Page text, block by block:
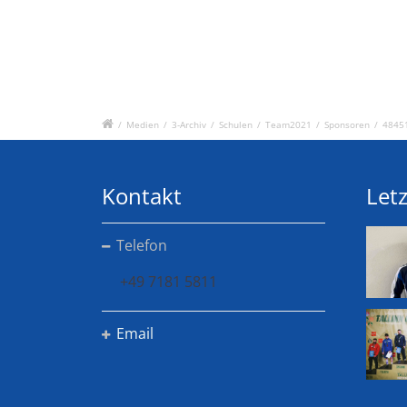
/ Medien / 3-Archiv / Schulen / Team2021 / Sponsoren /
Kontakt
Telefon
+49 7181 5811
Email